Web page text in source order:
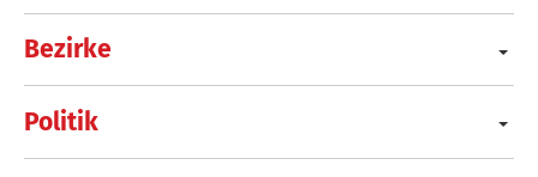
Bezirke
Politik